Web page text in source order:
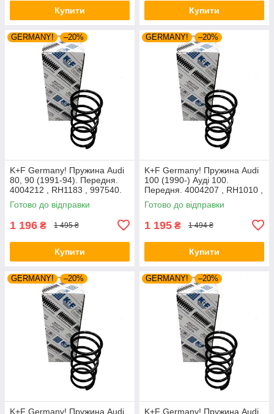
Купити Купити
GERMANY! –20%
K+F Germany! Пружина Audi
80, 90 (1991-94). Передня.
4004212 , RH1183 , 997540.
К+Ф Німеччина
Готово до відправки
1 196 ₴ 1 495 ₴
Купити
GERMANY! –20%
K+F Germany! Пружина Audi
100 (1990-) Ауді 100.
Передня. 4004207 , RH1010 ,
997224. К+Ф Німеччина
Готово до відправки
1 195 ₴ 1 494 ₴
Купити
GERMANY! –20%
K+F Germany! Пружина Audi
GERMANY! –20%
K+F Germany! Пружина Audi